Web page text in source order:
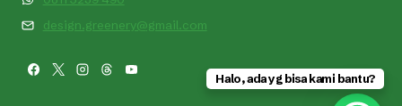
design.greenery@gmail.com
Halo, ada yg bisa kami bantu?